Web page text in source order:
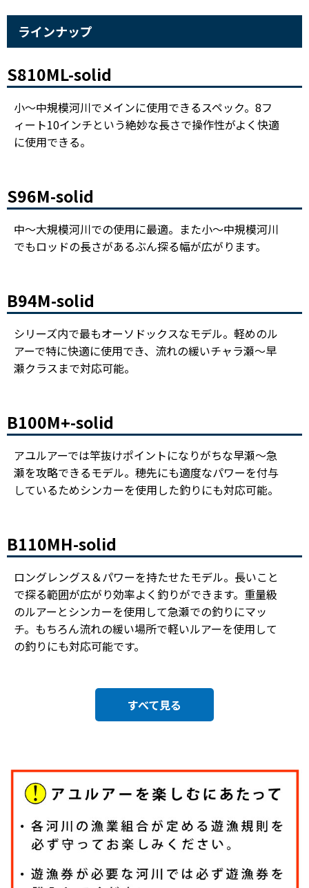
ラインナップ
S810ML-solid
小～中規模河川でメインに使用できるスペック。8フ
ィート10インチという絶妙な長さで操作性がよく快適
に使用できる。
S96M-solid
中～大規模河川での使用に最適。また小～中規模河川
でもロッドの長さがあるぶん探る幅が広がります。
B94M-solid
シリーズ内で最もオーソドックスなモデル。軽めのル
アーで特に快適に使用でき、流れの緩いチャラ瀬～早
瀬クラスまで対応可能。
B100M+-solid
アユルアーでは竿抜けポイントになりがちな早瀬～急
瀬を攻略できるモデル。穂先にも適度なパワーを付与
しているためシンカーを使用した釣りにも対応可能。
B110MH-solid
ロングレングス＆パワーを持たせたモデル。長いこと
で探る範囲が広がり効率よく釣りができます。重量級
のルアーとシンカーを使用して急瀬での釣りにマッ
チ。もちろん流れの緩い場所で軽いルアーを使用して
の釣りにも対応可能です。
すべて見る